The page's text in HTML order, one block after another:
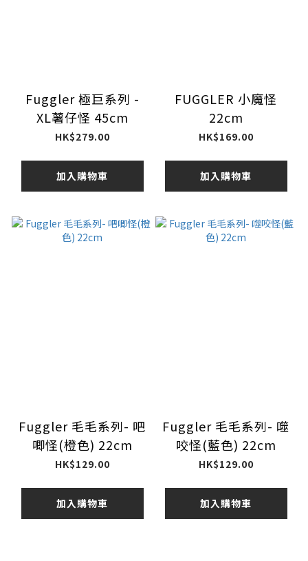
Fuggler 極巨系列 -
XL薯仔怪 45cm
HK$279.00
加入購物車
FUGGLER 小魔怪
22cm
HK$169.00
加入購物車
Fuggler 毛毛系列- 吧
唧怪(橙色) 22cm
HK$129.00
加入購物車
Fuggler 毛毛系列- 噬
咬怪(藍色) 22cm
HK$129.00
加入購物車